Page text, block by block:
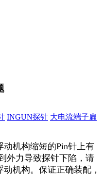
INGUN探针 大电流端子扁
机构缩短的Pin针上有
外力导致探针下陷，请
机构。保证正确装配，